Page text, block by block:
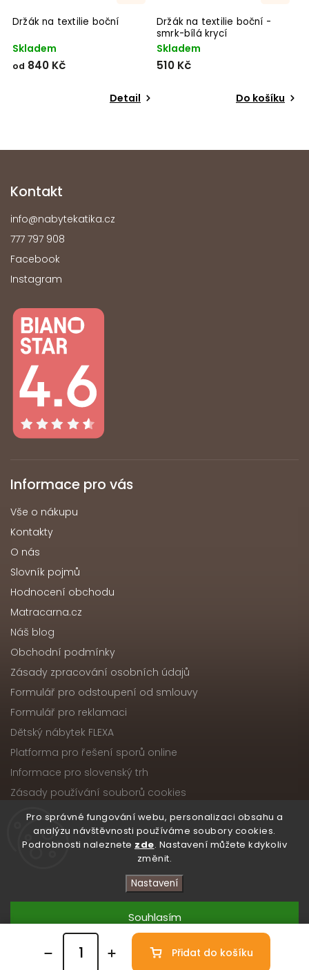
Pro správné fungování webu, personalizaci obsahu a
analýzu návštěvnosti používáme soubory cookies.
Podrobnosti naleznete zde. Nastavení můžete kdykoliv
změnit.
Nastavení
Odmítnout
Souhlasím
Přidat do košíku
Držák na textilie boční
Skladem
od 840 Kč
Detail
Držák na textilie boční -
smrk-bílá krycí
Skladem
510 Kč
Do košíku
Kontakt
info@nabytekatika.cz
777 797 908
Facebook
Instagram
Informace pro vás
Vše o nákupu
Kontakty
O nás
Slovník pojmů
Hodnocení obchodu
Matracarna.cz
Náš blog
Obchodní podmínky
Zásady zpracování osobních údajů
Formulář pro odstoupení od smlouvy
Formulář pro reklamaci
Dětský nábytek FLEXA
Platforma pro řešení sporů online
Informace pro slovenský trh
Zásady používání souborů cookies
Copyright 2026Nábytek ATIKA, s.r.o.. Všechna práva
vyhrazena.
Upravit nastavení cookies
VytvořilShoptet| DesignShoptak.cz
/* Skryté zobrazení obou ikon na počítači */ .atika-